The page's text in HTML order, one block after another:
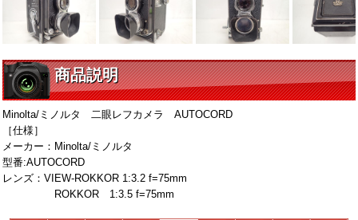
商品説明
Minolta/ミノルタ 二眼レフカメラ AUTOCORD
［仕様］
メーカー：Minolta/ミノルタ
型番:AUTOCORD
レンズ：VIEW-ROKKOR 1:3.2 f=75mm
ROKKOR 1:3.5 f=75mm